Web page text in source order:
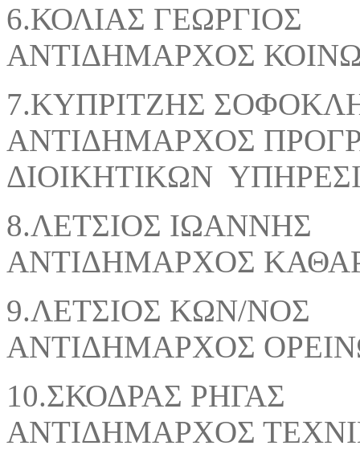
6.ΚΟΛΙΑΣ
ΑΝΤΙΔΗΜΑΡΧΟΣ
7.ΚΥΠΡΙΤΖΗΣ
ΑΝΤΙΔΗΜΑΡΧΟΣ
ΔΙΟΙΚΗΤΙΚΩΝ
8.ΛΕΤΣΙΟΣ
ΑΝΤΙΔΗΜΑΡΧΟΣ
9.ΛΕΤΣΙΟΣ
ΑΝΤΙΔΗΜΑΡΧΟΣ
ΑΝΤΙΔΗΜΑΡΧΟΣ